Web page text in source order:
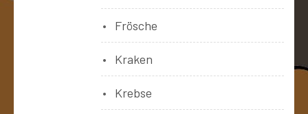
Frösche
Kraken
Krebse